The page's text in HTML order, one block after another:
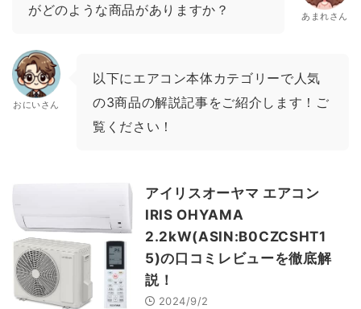
がどのような商品がありますか？
あまれさん
おにいさん
以下にエアコン本体カテゴリーで人気
の3商品の解説記事をご紹介します！ご
覧ください！
アイリスオーヤマ エアコン
IRIS OHYAMA
2.2kW(ASIN:B0CZCSHT1
5)の口コミレビューを徹底解
説！
2024/9/2